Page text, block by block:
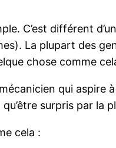
C’est différent
La plupart des
chose comme
qui aspire
qu’être surpris par
cela :